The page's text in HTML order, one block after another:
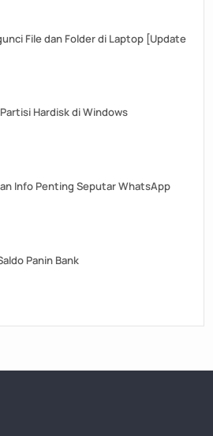
File dan Folder di Laptop [Update
Hardisk di Windows
Info Penting Seputar WhatsApp
Panin Bank